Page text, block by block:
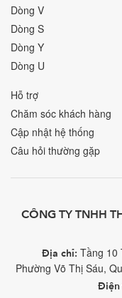
Dòng V
Dòng S
Dòng Y
Dòng U
Hỗ trợ
Chăm sóc khách hàng
Cập nhật hệ thống
Câu hỏi thường gặp
CÔNG TY TNHH
Địa chỉ: Tầng 10
Phường Võ Thị Sáu,
Điện